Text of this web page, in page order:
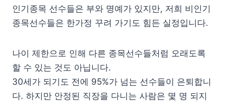
인기종목 선수들은 부와 명예가 있지만, 저희 비인기
종목선수들은 한가정 꾸려 가기도 힘든 실정입니다.
나이 제한으로 인해 다른 종목선수들처럼 오래도록
할 수 있는 것도 아닙니다.
30세가 되기도 전에 95%가 넘는 선수들이 은퇴합니
다. 하지만 안정된 직장을 다니는 사람은 몇 명 되지